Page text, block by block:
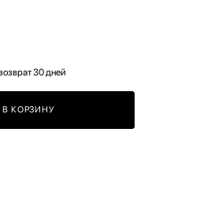
30 дней
В КОРЗИНУ